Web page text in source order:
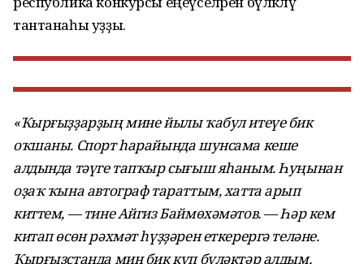
тантанаһы уҙҙы.
«Ҡырғыҙҙарҙың мине йылы ҡабул итеүе бик
оҡшаны. Спорт һарайында шунсама кеше
алдында тәүге тапҡыр сығыш яһаным. Һуңынан
оҙаҡ ҡына автограф тараттым, хатта арып
киттем, — тине Айгиз Баймөхәмәтов. — Һәр кем
китап өсөн рәхмәт һүҙҙәрен еткерергә теләне.
Ҡырғыҙстанда мин бик күп бүләктәр алдым,